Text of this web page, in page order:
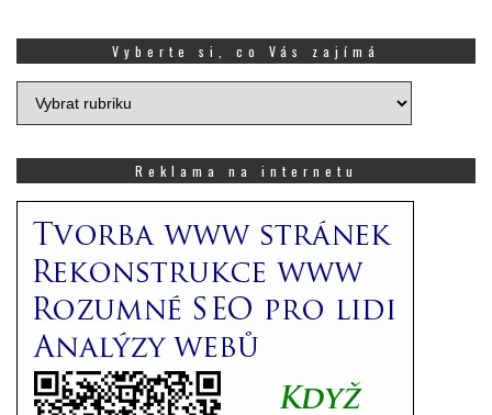
Vyberte si, co Vás zajímá
Vyberte
si,
zajímá
Reklama na internetu